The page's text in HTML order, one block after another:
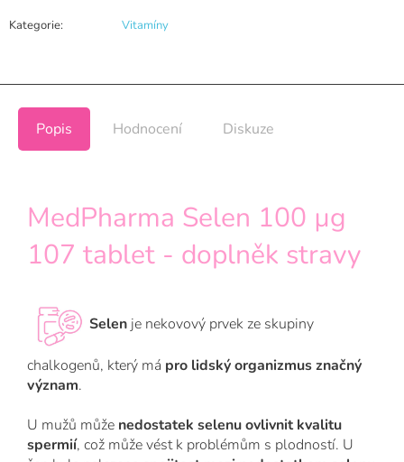
Kategorie: Vitamíny
Popis Hodnocení Diskuze
MedPharma Selen 100 µg
107 tablet - doplněk stravy
Selen je nekovový prvek ze skupiny
chalkogenů, který má pro lidský organizmus značný
význam.
U mužů může nedostatek selenu ovlivnit kvalitu
spermií, což může vést k problémům s plodností. U